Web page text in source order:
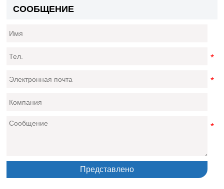
СООБЩЕНИЕ
Представлено